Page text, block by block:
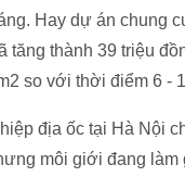
Hay dự án chung
tăng thành 39 triệu
so với thời điểm 6 -
địa ốc tại Hà Nội
môi giới đang làm